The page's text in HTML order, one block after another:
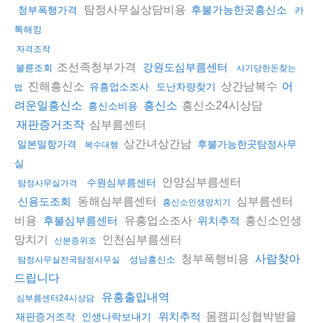
청부폭행가격 탐정사무실상담비용 후불가능한곳흥신소
카
톡해킹
자격조작
불륜조회 조선족청부가격 강원도심부름센터
사기당한돈찾는
법
진해흥신소 유흥업소조사 도난차량찾기 상간남복수 어
려운일흥신소
흥신소비용 흥신소 흥신소24시상담
재판증거조작 심부름센터
일본밀항가격 복수대행 상간녀상간남 후불가능한곳탐정사무
실
탐정사무실가격 수원심부름센터 안양심부름센터
신용도조회 동해심부름센터 흥신소인생망치기
심부름센터
비용
후불심부름센터 유흥업소조사 위치추적 흥신소인생
망치기
신분증위조 인천심부름센터
탐정사무실전국탐정사무실 성남흥신소 청부폭행비용 사람찾아
드립니다
심부름센터24시상담 유흥출입내역
재판증거조작 인생나락보내기 위치추적 몸캠피싱협박받을